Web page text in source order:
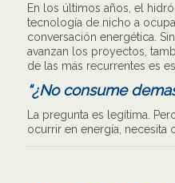
En los últimos años, el
tecnología de nicho a
conversación energética.
avanzan los proyectos,
de las más recurrentes es
“¿No consume
La pregunta es legítima.
ocurrir en energía, necesita